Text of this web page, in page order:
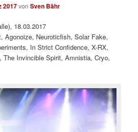
2017vonSven Bähr
18.03.2017
Agonoize, Neuroticfish, Solar Fake,
In Strict Confidence, X-RX,
The Invincible Spirit, Amnistia, Cryo,